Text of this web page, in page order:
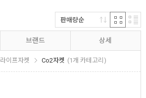
라이프자켓 Co2자켓 (1개 카테고리)
브랜드 상세
판매량순